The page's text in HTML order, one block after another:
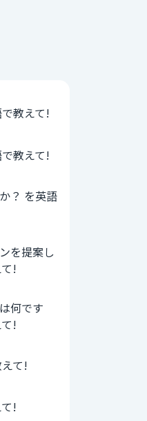
教えて!
教えて!
？ を英語
を提案し
!
何です
!
て!
!